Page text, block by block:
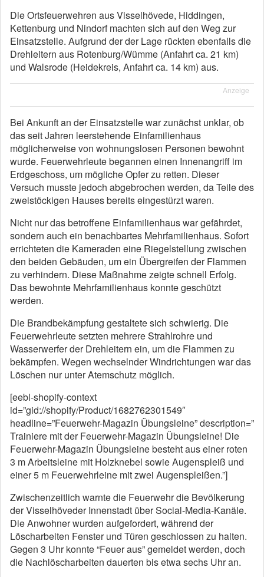
Die Ortsfeuerwehren aus Visselhövede, Hiddingen,
Kettenburg und Nindorf machten sich auf den Weg zur
Einsatzstelle. Aufgrund der der Lage rückten ebenfalls die
Drehleitern aus Rotenburg/Wümme (Anfahrt ca. 21 km)
und Walsrode (Heidekreis, Anfahrt ca. 14 km) aus.
Anzeige
Bei Ankunft an der Einsatzstelle war zunächst unklar, ob
das seit Jahren leerstehende Einfamilienhaus
möglicherweise von wohnungslosen Personen bewohnt
wurde. Feuerwehrleute begannen einen Innenangriff im
Erdgeschoss, um mögliche Opfer zu retten. Dieser
Versuch musste jedoch abgebrochen werden, da Teile des
zweistöckigen Hauses bereits eingestürzt waren.
Nicht nur das betroffene Einfamilienhaus war gefährdet,
sondern auch ein benachbartes Mehrfamilienhaus. Sofort
errichteten die Kameraden eine Riegelstellung zwischen
den beiden Gebäuden, um ein Übergreifen der Flammen
zu verhindern. Diese Maßnahme zeigte schnell Erfolg.
Das bewohnte Mehrfamilienhaus konnte geschützt
werden.
Die Brandbekämpfung gestaltete sich schwierig. Die
Feuerwehrleute setzten mehrere Strahlrohre und
Wasserwerfer der Drehleitern ein, um die Flammen zu
bekämpfen. Wegen wechselnder Windrichtungen war das
Löschen nur unter Atemschutz möglich.
[eebl-shopify-context
id=”gid://shopify/Product/1682762301549″
headline=”Feuerwehr-Magazin Übungsleine” description=”
Trainiere mit der Feuerwehr-Magazin Übungsleine! Die
Feuerwehr-Magazin Übungsleine besteht aus einer roten
3 m Arbeitsleine mit Holzknebel sowie Augenspleiß und
einer 5 m Feuerwehrleine mit zwei Augenspleißen.”]
Zwischenzeitlich warnte die Feuerwehr die Bevölkerung
der Visselhöveder Innenstadt über Social-Media-Kanäle.
Die Anwohner wurden aufgefordert, während der
Löscharbeiten Fenster und Türen geschlossen zu halten.
Gegen 3 Uhr konnte “Feuer aus” gemeldet werden, doch
die Nachlöscharbeiten dauerten bis etwa sechs Uhr an.